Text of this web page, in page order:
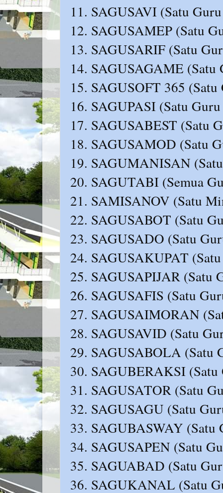
11. SAGUSAVI (Satu
12. SAGUSAMEP (Satu
13. SAGUSARIF (Satu
14. SAGUSAGAME (Satu
15. SAGUSOFT 365
16. SAGUPASI (Satu
17. SAGUSABEST (Satu
18. SAGUSAMOD (Satu
19. SAGUMANISAN
20. SAGUTABI (Semua
21. SAMISANOV (Satu
22. SAGUSABOT (Satu
23. SAGUSADO (Satu
24. SAGUSAKUPAT
25. SAGUSAPIJAR (Satu
26. SAGUSAFIS (Satu
27. SAGUSAIMORAN
28. SAGUSAVID (Satu
29. SAGUSABOLA (Satu
30. SAGUBERAKSI
31. SAGUSATOR (Satu
32. SAGUSAGU (Satu
33. SAGUBASWAY (Satu
34. SAGUSAPEN (Satu
35. SAGUABAD (Satu
36. SAGUKANAL (Satu